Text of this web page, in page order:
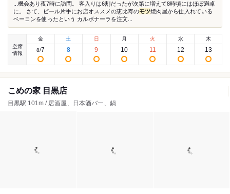
...機会あり夜7時に訪問。 客入りは6割だったが次第に増えて8時頃にはほぼ満卓
に。 さて、ビール片手にお店オススメの恵比寿のモツ焼肉屋から仕入れている
ベーコンを使ったという カルボナーラを注文...
空席
情報
金
8/7
土
8
日
9
月
10
火
11
水
12
木
13
こめの家 目黒店
目黒駅 101m / 居酒屋、日本酒バー、鍋